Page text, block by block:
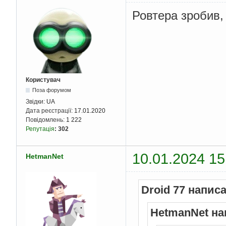
Користувач
Поза форумом
Звідки: UA
Дата реєстрації: 17.01.2020
Повідомлень: 1 222
Репутація: 302
Ровтера
HetmanNet 10.01.2024
Droid 77
HetmanNet